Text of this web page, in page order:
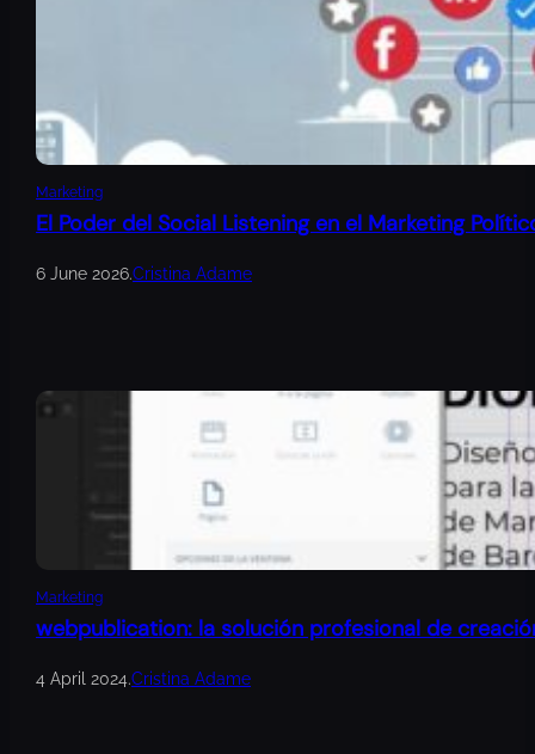
Marketing
El Poder del Social Listening en el Marketing
6 June 2026.Cristina Adame
Marketing
webpublication: la solución profesional de
4 April 2024.Cristina Adame